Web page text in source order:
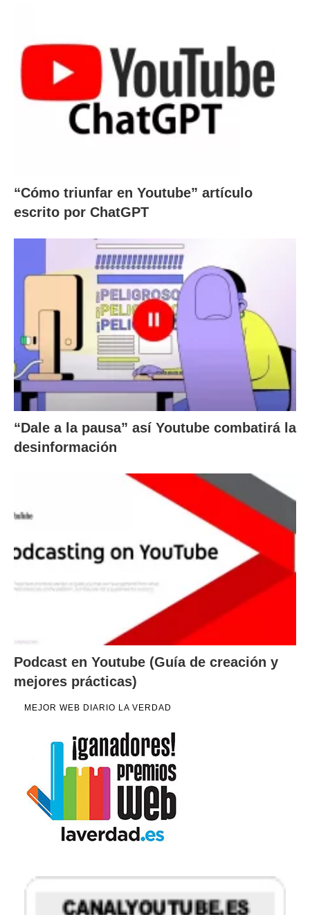
“Cómo triunfar en Youtube” artículo
escrito por ChatGPT
“Dale a la pausa” así Youtube combatirá la
desinformación
Podcast en Youtube (Guía de creación y
mejores prácticas)
MEJOR WEB DIARIO LA VERDAD